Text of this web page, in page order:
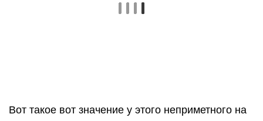
Вот такое вот значение у этого неприметного на